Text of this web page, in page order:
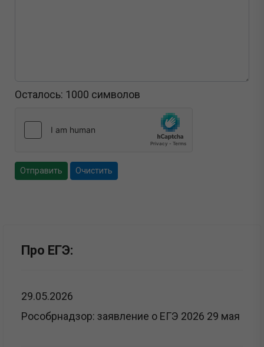
Осталось: 1000 символов
Отправить Очистить
Про ЕГЭ:
29.05.2026
Рособрнадзор: заявление о ЕГЭ 2026 29 мая